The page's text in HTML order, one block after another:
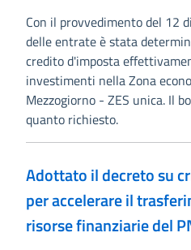
Con il provvedimento del 12
delle entrate è stata
credito d'imposta
investimenti nella Zona
Mezzogiorno - ZES unica. Il
quanto richiesto.
Adottato il decreto su
per accelerare il
risorse finanziarie del